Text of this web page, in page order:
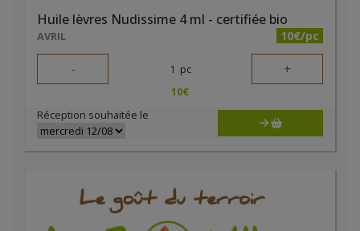
Huile lèvres Nudissime 4 ml - certifiée bio
AVRIL 10€/pc
- 1 pc +
10€
Réception souhaitée le